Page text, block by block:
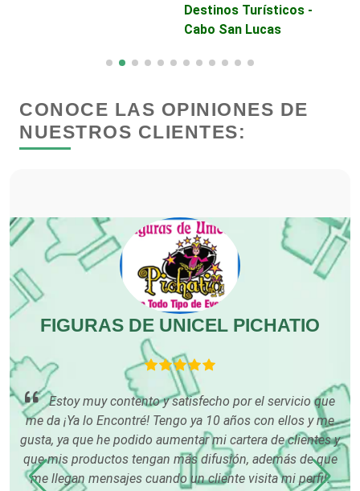
Clínicas de Rehabilitación
Clínicas y Hospitales
Cocinas Integrales
Combustibles y Lubricantes
Compresores de aire
Computadoras
Conferencias Empresariales
Destinos Turísticos -
Cabo San Lucas
CONOCE LAS OPINIONES DE
NUESTROS CLIENTES:
FIGURAS DE UNICEL PICHATIO
Estoy muy contento y satisfecho por el servicio que
me da ¡Ya lo Encontré! Tengo ya 10 años con ellos y me
gusta, ya que he podido aumentar mi cartera de clientes y
que mis productos tengan más difusión, además de que
me llegan mensajes cuando un cliente visita mi perfil.